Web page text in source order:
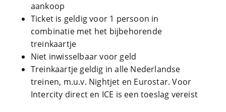
aankoop
Ticket is geldig voor 1 persoon in
combinatie met het bijbehorende
treinkaartje
Niet inwisselbaar voor geld
Treinkaartje geldig in alle Nederlandse
treinen, m.u.v. Nightjet en Eurostar. Voor
Intercity direct en ICE is een toeslag vereist